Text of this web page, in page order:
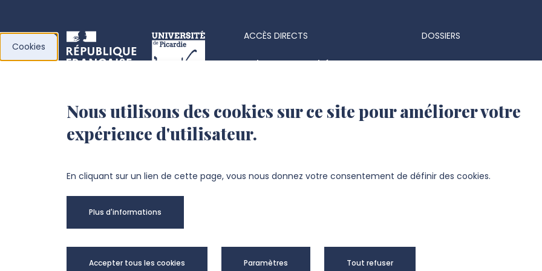
l’Université de
Picardie Jules Verne
Chemin du Thil
+33 3 22 82 72 72
ACCÈS DIRECTS
Achats & marchés
Fiche d'identité UPJV
Offres d'emploi
DOSSIERS
Espace Presse
Université de Picardie Jules Verne -
@Copyright 2024
Cookies
Nous utilisons des cookies sur ce site pour améliorer votre
expérience d'utilisateur.
En cliquant sur un lien de cette page, vous nous donnez votre consentement de définir des cookies.
Plus d'informations
Accepter tous les cookies Paramètres Tout refuser